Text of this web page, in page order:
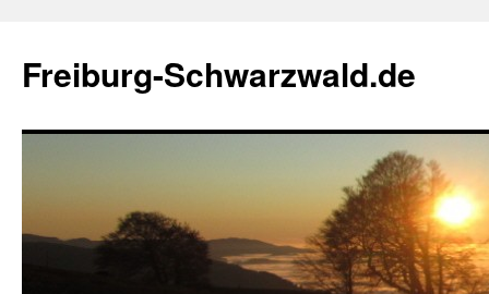
springen
Freiburg-Schwarzwald.de